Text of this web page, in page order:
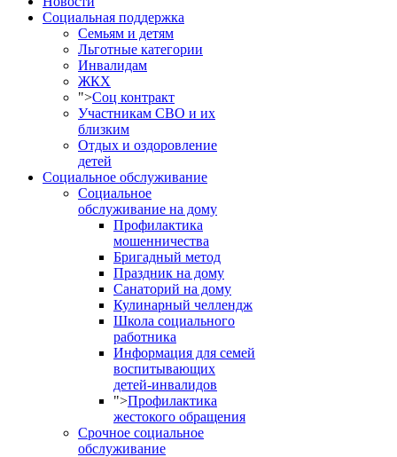
Социальная поддержка
Семьям и детям
Льготные категории
Инвалидам
ЖКХ
">Соц контракт
Участникам СВО и их
близким
Отдых и оздоровление
детей
Социальное обслуживание
Социальное
обслуживание на дому
Профилактика
мошенничества
Бригадный метод
Праздник на дому
Санаторий на дому
Кулинарный челлендж
Школа социального
работника
Информация для семей
воспитывающих
детей-инвалидов
">Профилактика
жестокого обращения
Срочное социальное
обслуживание